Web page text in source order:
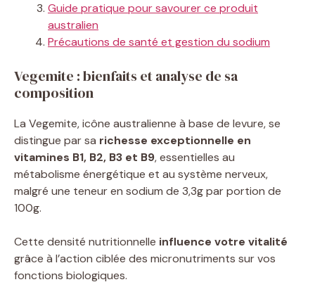
Guide pratique pour savourer ce produit
australien
Précautions de santé et gestion du sodium
Vegemite : bienfaits et analyse de sa
composition
La Vegemite, icône australienne à base de levure, se
distingue par sa richesse exceptionnelle en
vitamines B1, B2, B3 et B9, essentielles au
métabolisme énergétique et au système nerveux,
malgré une teneur en sodium de 3,3g par portion de
100g.
Cette densité nutritionnelle influence votre vitalité
grâce à l’action ciblée des micronutriments sur vos
fonctions biologiques.